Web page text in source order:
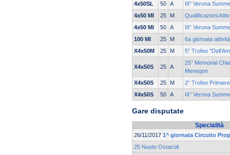
4x50SL
50 A
III° Verona
4x50 MI
25 M
Qualificazioni
4x50 MI
50 A
III° Verona
100 MI
25 M
6a giornata
X4x50M
25 M 5° Trofeo
X4x50S 25 A
25° Memorial
Menegon
X4x50S
25 M
2° Trofeo
X4x50S
50 A III° Verona
Gare disputate
Specialità
26/11/2017 1^ giornata Circuito
25 Nuoto Ostacoli